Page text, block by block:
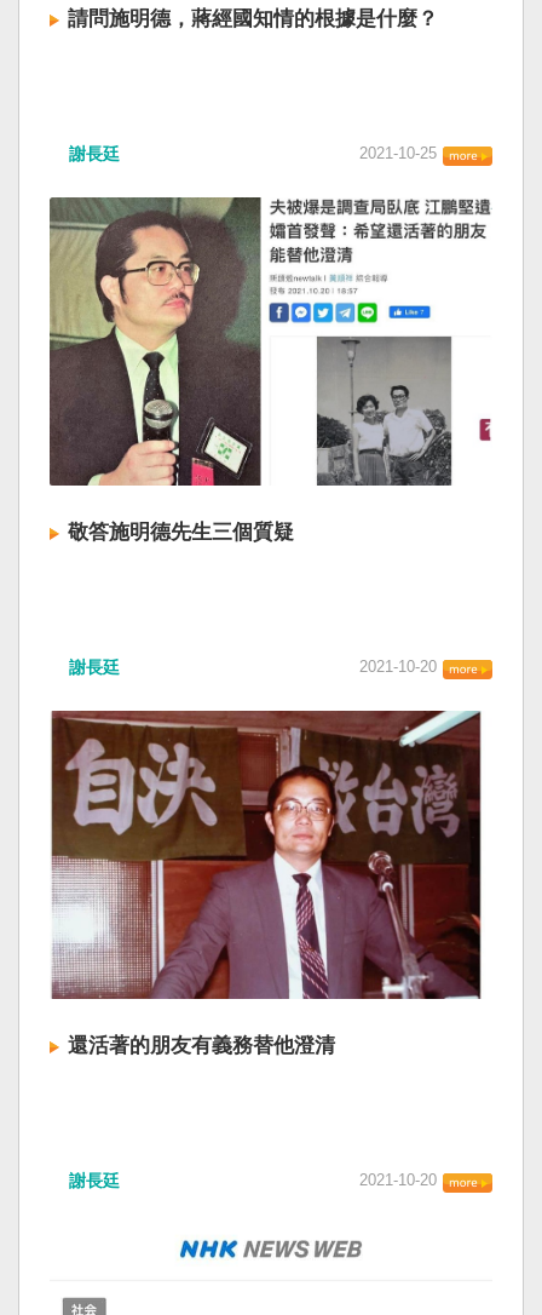
請問施明德，蔣經國知情的根據是什麼？
謝長廷 2021-10-25
敬答施明德先生三個質疑
謝長廷 2021-10-20
還活著的朋友有義務替他澄清
謝長廷 2021-10-20